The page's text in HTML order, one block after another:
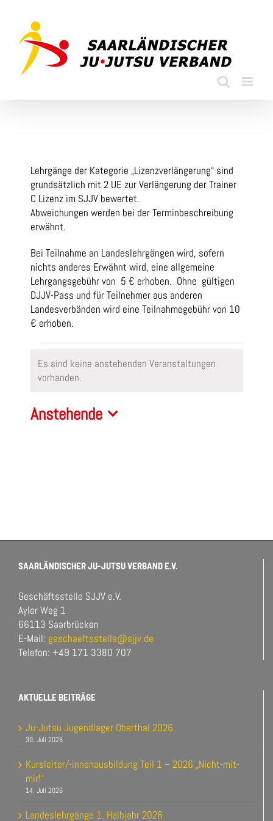
content
Lehrgänge der Kategorie „Lizenzverlängerung“ sind
grundsätzlich mit 2 UE zur Verlängerung der Trainer
C Lizenz im SJJV bewertet.
Abweichungen werden bei der Terminbeschreibung
erwähnt.
Bei Teilnahme an Landeslehrgängen wird, sofern
nichts anderes Erwähnt wird, eine allgemeine
Lehrgangsgebühr von 5 € erhoben. Ohne gültigen
DJJV-Pass und für Teilnehmer aus anderen
Landesverbänden wird eine Teilnahmegebühr von 10
€ erhoben.
Veranstaltungen
Hinweis
Es sind keine anstehenden Veranstaltungen
vorhanden.
Anstehende
SAARLÄNDISCHER JU-JUTSU VERBAND E.V.
Geschäftsstelle SJJV e.V.
Ayler Weg 1
66113 Saarbrücken
E-Mail: geschaeftsstelle@sjjv.de
Telefon: +49 171 3380 707
AKTUELLE BEITRÄGE
Ju-Jutsu Jugendlager Oberthal 2026
30. Juli 2026
Kursleiter/-innenausbildung Teil 1 – 2026 „Nicht-mit-
mir!“
14. Juli 2026
Landeslehrgänge 1. Halbjahr 2026